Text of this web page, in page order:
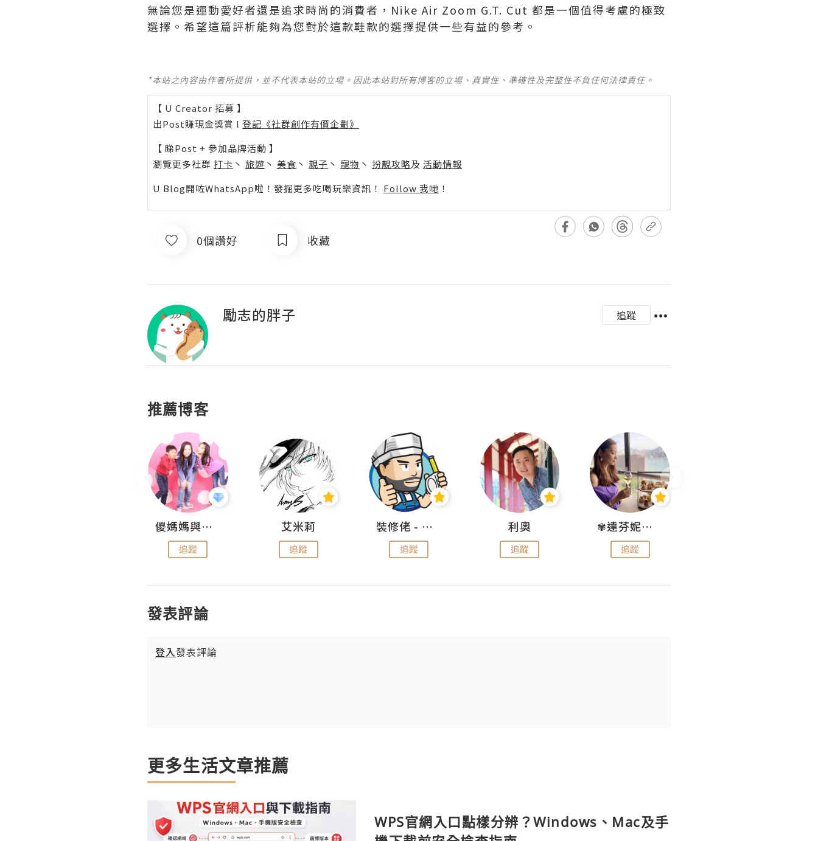
無論您是運動愛好者還是追求時尚的消費者，Nike Air Zoom G.T. Cut 都是一個值得考慮的極致
選擇。希望這篇評析能夠為您對於這款鞋款的選擇提供一些有益的參考。
*本站之內容由作者所提供，並不代表本站的立場。因此本站對所有博客的立場、真實性、準確性及完整性不負任何法律責任。
【 U Creator 招募 】
出Post賺現金獎賞 l 登記《社群創作有價企劃》
【 睇Post + 參加品牌活動 】
瀏覽更多社群 打卡 丶 旅遊 丶 美食 丶 親子 丶 寵物 丶 扮靚攻略及 活動情報
U Blog開咗WhatsApp啦！發掘更多吃喝玩樂資訊！ Follow 我哋 ！
0個讚好 收藏
勵志的胖子 追蹤
推薦博客
儍媽媽與兩隻小魔怪之家
追蹤
艾米莉
追蹤
裝修佬 - 香港一站式網上裝修平台
追蹤
利奧
追蹤
✾達芬妮•愛孩子•愛生活✾
追蹤
發表評論
登入發表評論
更多生活文章推薦
WPS官網入口點樣分辨？Windows、Mac及手